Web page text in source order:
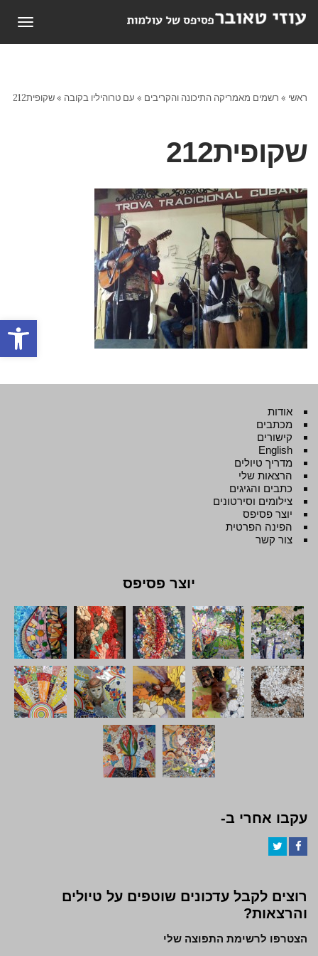
פתח
ראשי » רשמים מאמריקה התיכונה והקריבים » עם טרוהיליו בקובה »שקופית212
שקופית212
אודות
מכתבים
קישורים
English
מדריך טיולים
הרצאות שלי
כתבים והגיגים
צילומים וסירטונים
יוצר פסיפס
הפינה הפרטית
צור קשר
יוצר פסיפס
עקבו אחרי ב-
רוצים לקבל עדכונים שוטפים על טיולים
והרצאות?
הצטרפו לרשימת התפוצה שלי